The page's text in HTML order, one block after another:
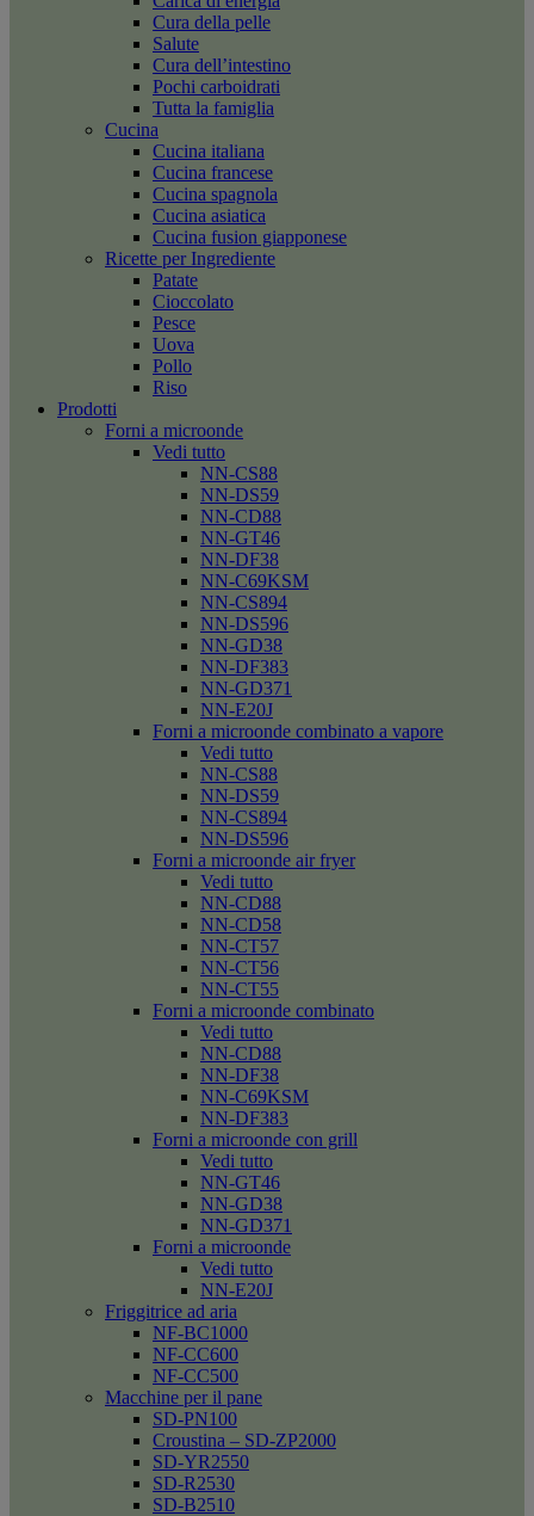
Cura della pelle
Salute
Cura dell’intestino
Pochi carboidrati
Tutta la famiglia
Cucina
Cucina italiana
Cucina francese
Cucina spagnola
Cucina asiatica
Cucina fusion giapponese
Ricette per Ingrediente
Patate
Cioccolato
Pesce
Uova
Pollo
Riso
Prodotti
Forni a microonde
Vedi tutto
NN-CS88
NN-DS59
NN-CD88
NN-GT46
NN-DF38
NN-C69KSM
NN-CS894
NN-DS596
NN-GD38
NN-DF383
NN-GD371
NN-E20J
Forni a microonde combinato a vapore
Vedi tutto
NN-CS88
NN-DS59
NN-CS894
NN-DS596
Forni a microonde air fryer
Vedi tutto
NN-CD88
NN-CD58
NN-CT57
NN-CT56
NN-CT55
Forni a microonde combinato
Vedi tutto
NN-CD88
NN-DF38
NN-C69KSM
NN-DF383
Forni a microonde con grill
Vedi tutto
NN-GT46
NN-GD38
NN-GD371
Forni a microonde
Vedi tutto
NN-E20J
Friggitrice ad aria
NF-BC1000
NF-CC600
NF-CC500
Macchine per il pane
SD-PN100
Croustina – SD-ZP2000
SD-YR2550
SD-R2530
SD-B2510